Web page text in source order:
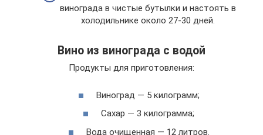
винограда в чистые бутылки и настоять в
холодильнике около 27-30 дней.
Вино из винограда с водой
Продукты для приготовления:
Виноград — 5 килограмм;
Сахар — 3 килограмма;
Вода очищенная — 12 литров.